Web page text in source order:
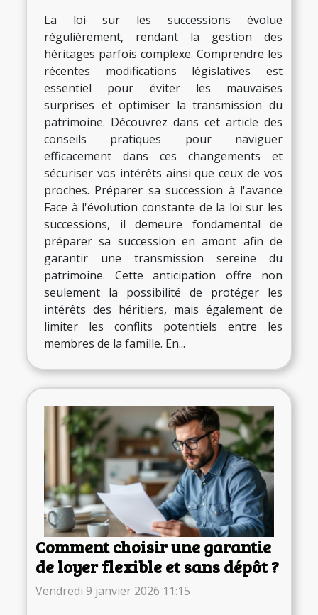
La loi sur les successions évolue
régulièrement, rendant la gestion des
héritages parfois complexe. Comprendre les
récentes modifications législatives est
essentiel pour éviter les mauvaises
surprises et optimiser la transmission du
patrimoine. Découvrez dans cet article des
conseils pratiques pour naviguer
efficacement dans ces changements et
sécuriser vos intérêts ainsi que ceux de vos
proches. Préparer sa succession à l'avance
Face à l'évolution constante de la loi sur les
successions, il demeure fondamental de
préparer sa succession en amont afin de
garantir une transmission sereine du
patrimoine. Cette anticipation offre non
seulement la possibilité de protéger les
intérêts des héritiers, mais également de
limiter les conflits potentiels entre les
membres de la famille. En...
Comment choisir une garantie
de loyer flexible et sans dépôt ?
Vendredi 9 janvier 2026 11:15